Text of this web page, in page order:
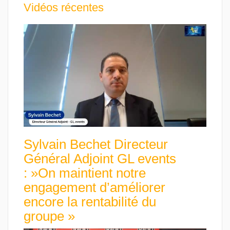
Vidéos récentes
Sylvain Bechet Directeur
Général Adjoint GL events
: »On maintient notre
engagement d’améliorer
encore la rentabilité du
groupe »